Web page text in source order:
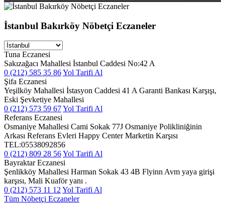
İstanbul Bakırköy Nöbetçi Eczaneler
Tuna Eczanesi
Sakızağacı Mahallesi İstanbul Caddesi No:42 A
0 (212) 585 35 86Yol Tarifi Al
Şifa Eczanesi
Yeşilköy Mahallesi İstasyon Caddesi 41 A Garanti Bankası Karşışı,
Eski Şevketiye Mahallesi
0 (212) 573 59 67Yol Tarifi Al
Referans Eczanesi
Osmaniye Mahallesi Cami Sokak 77J Osmaniye Polikliniğinin
Arkası Referans Evleri Happy Center Marketin Karşısı
TEL:05538092856
0 (212) 809 28 56Yol Tarifi Al
Bayraktar Eczanesi
Şenlikköy Mahallesi Harman Sokak 43 4B Flyinn Avm yaya girişi
karşısı, Mali Kuaför yanı .
0 (212) 573 11 12 Yol Tarifi Al
Tüm Nöbetçi Eczaneler